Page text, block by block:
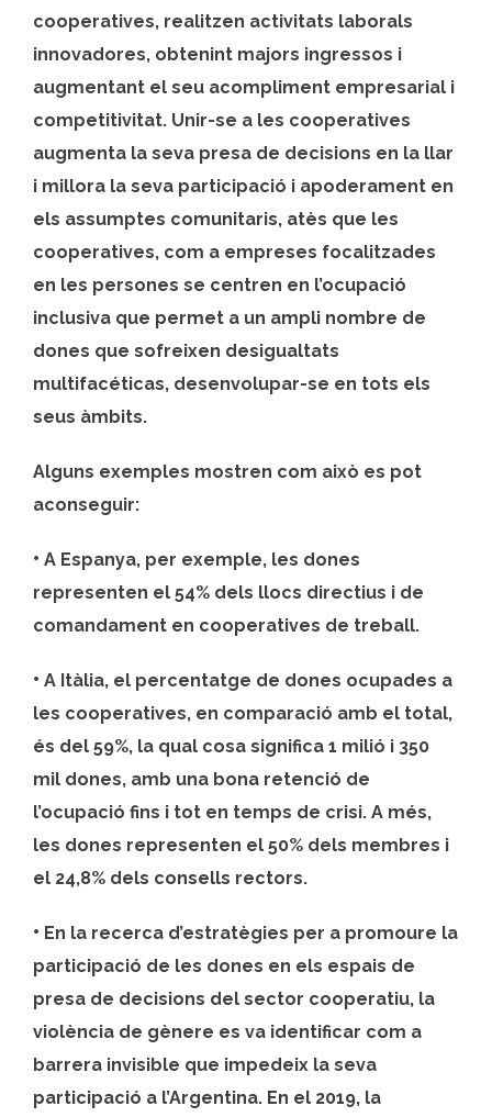
cooperatives, realitzen activitats laborals
innovadores, obtenint majors ingressos i
augmentant el seu acompliment empresarial i
competitivitat. Unir-se a les cooperatives
augmenta la seva presa de decisions en la llar
i millora la seva participació i apoderament en
els assumptes comunitaris, atès que les
cooperatives, com a empreses focalitzades
en les persones se centren en l’ocupació
inclusiva que permet a un ampli nombre de
dones que sofreixen desigualtats
multifacéticas, desenvolupar-se en tots els
seus àmbits.
Alguns exemples mostren com això es pot
aconseguir:
• A Espanya, per exemple, les dones
representen el 54% dels llocs directius i de
comandament en cooperatives de treball.
• A Itàlia, el percentatge de dones ocupades a
les cooperatives, en comparació amb el total,
és del 59%, la qual cosa significa 1 milió i 350
mil dones, amb una bona retenció de
l’ocupació fins i tot en temps de crisi. A més,
les dones representen el 50% dels membres i
el 24,8% dels consells rectors.
• En la recerca d’estratègies per a promoure la
participació de les dones en els espais de
presa de decisions del sector cooperatiu, la
violència de gènere es va identificar com a
barrera invisible que impedeix la seva
participació a l’Argentina. En el 2019, la